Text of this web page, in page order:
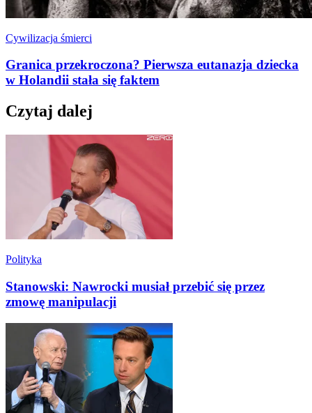
Cywilizacja śmierci
Granica przekroczona? Pierwsza eutanazja dziecka
w Holandii stała się faktem
Czytaj dalej
Polityka
Stanowski: Nawrocki musiał przebić się przez
zmowę manipulacji